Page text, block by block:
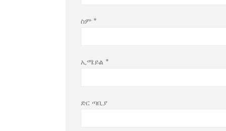
ስም *
ኢሜይል *
ድር ጣቢያ